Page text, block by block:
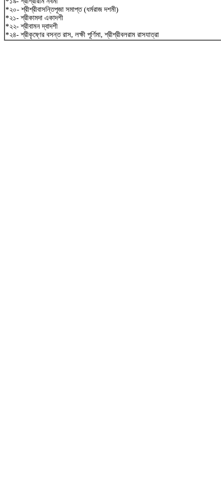
*২০- শ্রীশ্রীবাসন্তিপূজা সমাপ্ত (ধর্মরাজ দশমী)
*২১- শ্রীকামদা একাদশী
*২২- শ্রীবামন দ্বাদশী
*২৪- শ্রীকৃষ্ণের বসন্ত রাস, লক্ষী পূর্ণিমা, শ্রীশ্রীবলরাম রাসযাত্রা